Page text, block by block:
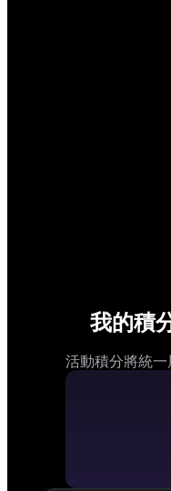
我的積
活動積分將統一